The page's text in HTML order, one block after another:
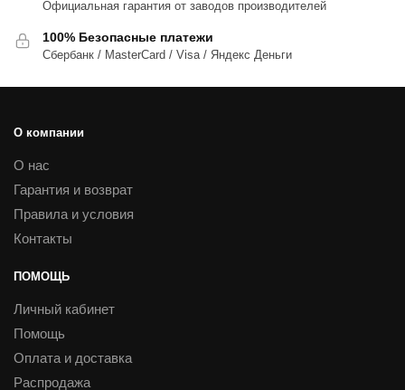
Официальная гарантия от заводов производителей
100% Безопасные платежи
Сбербанк / MasterCard / Visa / Яндекс Деньги
О компании
О нас
Гарантия и возврат
Правила и условия
Контакты
ПОМОЩЬ
Личный кабинет
Помощь
Оплата и доставка
Распродажа